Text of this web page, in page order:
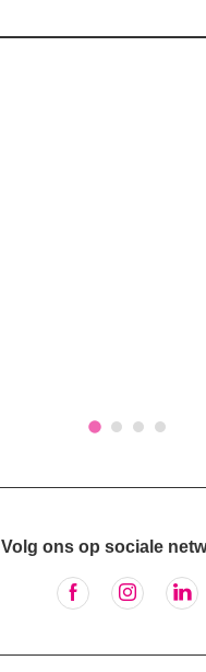
Volg ons op sociale